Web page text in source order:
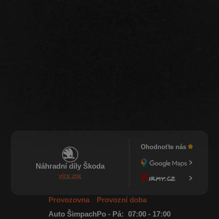
Náhradní díly Škoda
VÍCE ZDE
Ohodnoťte nás
Provozovna
Auto Šimpach
Provozní doba
Po - Pá:
07:00 - 17:00